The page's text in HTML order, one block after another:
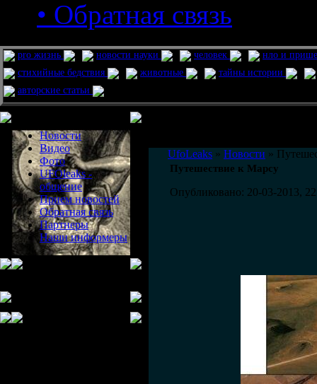
• Обратная связь
pro жизнь новости науки человек
нло и
стихийные бедствия
животные
тайны истории
авторские статьи
Новости
Видео
Фото
UFOleaks -
общение
Прием новостей
Обратная связь
Партнеры
Наши информеры
UfoLeaks » Новости »
Путешествие к Марсу
Опубликовано: 20-03-2013,